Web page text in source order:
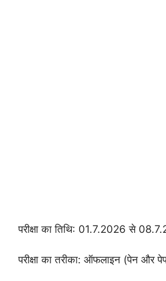
परीक्षा का तिथि: 01.7.2026 से
परीक्षा का तरीका: ऑफलाइन (पेन और